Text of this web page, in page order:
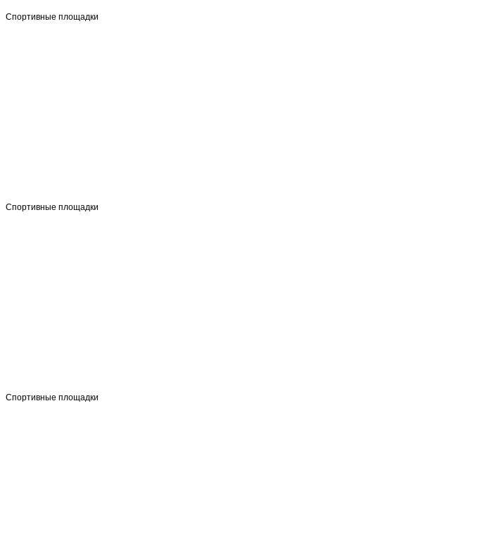
Спортивные площадки
Спортивные площадки
Спортивные площадки